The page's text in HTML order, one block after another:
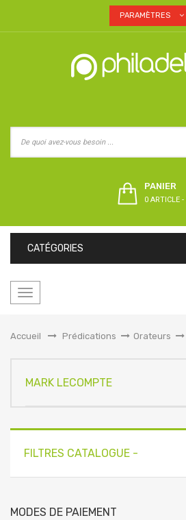
PARAMÈTRES
PANIER
0 ARTICLE -
CATÉGORIES
Basculer
Accueil
&gt;Prédications > Orateurs >
MARK LECOMPTE
FILTRES CATALOGUE -
MODES DE PAIEMENT